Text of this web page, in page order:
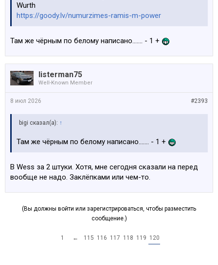
Wurth
https://goody.lv/numurzimes-ramis-m-power
Там же чёрным по белому написано....... - 1 +
listerman75
Well-Known Member
#2393
8 июл 2026
bigi сказал(а): ↑
Там же чёрным по белому написано....... - 1 +
В Wess за 2 штуки. Хотя, мне сегодня сказали на перед
вообще не надо. Заклёпками или чем-то.
(Вы должны войти или зарегистрироваться, чтобы разместить
сообщение.)
1 ← 115 116 117 118 119 120